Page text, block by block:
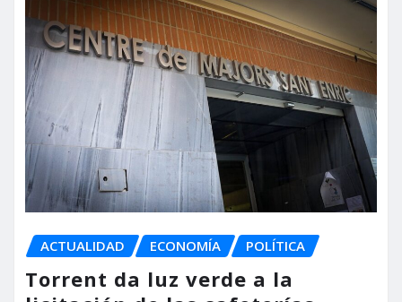
ACTUALIDAD ECONOMÍA POLÍTICA
Torrent da luz verde a la